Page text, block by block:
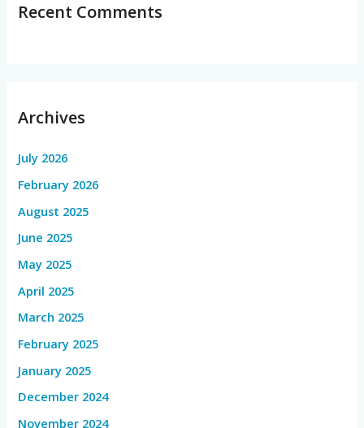
Recent Comments
Archives
July 2026
February 2026
August 2025
June 2025
May 2025
April 2025
March 2025
February 2025
January 2025
December 2024
November 2024